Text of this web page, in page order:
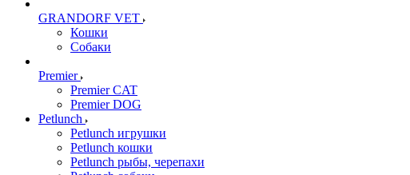
GRANDORF VET
Кошки
Собаки
Premier
Premier CAT
Premier DOG
Petlunch
Petlunch игрушки
Petlunch кошки
Petlunch рыбы, черепахи